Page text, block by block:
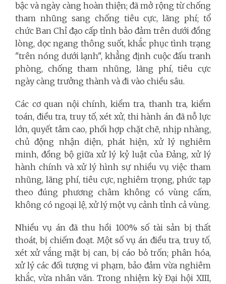
bậc và ngày càng hoàn thiện; đã mở rộng từ chống
tham nhũng sang chống tiêu cực, lãng phí; tổ
chức Ban Chỉ đạo cấp tỉnh bảo đảm trên dưới đồng
lòng, dọc ngang thông suốt, khắc phục tình trạng
"trên nóng dưới lạnh", khẳng định cuộc đấu tranh
phòng, chống tham nhũng, lãng phí, tiêu cực
ngày càng trưởng thành và đi vào chiều sâu.
Các cơ quan nội chính, kiểm tra, thanh tra, kiểm
toán, điều tra, truy tố, xét xử, thi hành án đã nỗ lực
lớn, quyết tâm cao, phối hợp chặt chẽ, nhịp nhàng,
chủ động nhận diện, phát hiện, xử lý nghiêm
minh, đồng bộ giữa xử lý kỷ luật của Đảng, xử lý
hành chính và xử lý hình sự nhiều vụ việc tham
nhũng, lãng phí, tiêu cực, nghiêm trọng, phức tạp
theo đúng phương châm không có vùng cấm,
không có ngoại lệ, xử lý một vụ cảnh tỉnh cả vùng.
Nhiều vụ án đã thu hồi 100% số tài sản bị thất
thoát, bị chiếm đoạt. Một số vụ án điều tra, truy tố,
xét xử vắng mặt bị can, bị cáo bỏ trốn; phân hóa,
xử lý các đối tượng vi phạm, bảo đảm vừa nghiêm
khắc, vừa nhân văn. Trong nhiệm kỳ Đại hội XIII,